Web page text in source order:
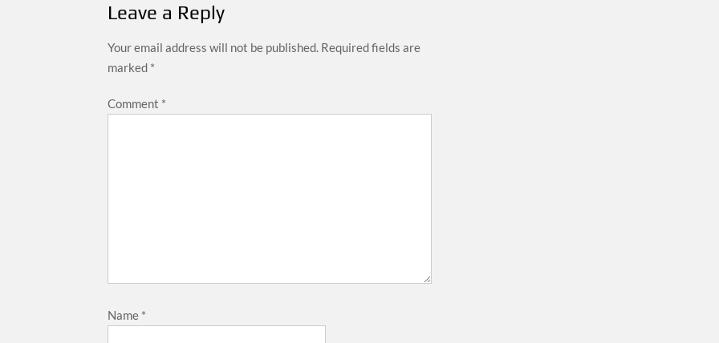
Leave a Reply
Your email address will not be published. Required fields are
marked *
Comment *
Name *